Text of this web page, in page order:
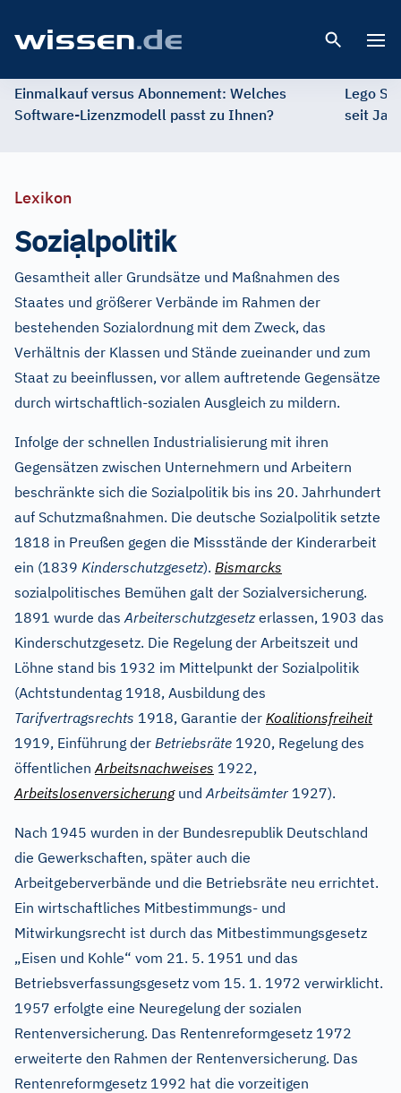
Einmalkauf versus Abonnement: Welches
Software-Lizenzmodell passt zu Ihnen?
Lego
seit
Lexikon
Soziạlpolitik
Gesamtheit aller Grundsätze und Maßnahmen des
Staates und größerer Verbände im Rahmen der
bestehenden Sozialordnung mit dem Zweck, das
Verhältnis der Klassen und Stände zueinander und zum
Staat zu beeinflussen, vor allem auftretende Gegensätze
durch wirtschaftlich-sozialen Ausgleich zu mildern.
Infolge der schnellen Industrialisierung mit ihren
Gegensätzen zwischen Unternehmern und Arbeitern
beschränkte sich die Sozialpolitik bis ins 20. Jahrhundert
auf Schutzmaßnahmen. Die deutsche Sozialpolitik setzte
1818 in Preußen gegen die Missstände der Kinderarbeit
ein (1839 Kinderschutzgesetz). Bismarcks
sozialpolitisches Bemühen galt der Sozialversicherung.
1891 wurde dasArbeiterschutzgesetzerlassen, 1903 das
Kinderschutzgesetz. Die Regelung der Arbeitszeit und
Löhne stand bis 1932 im Mittelpunkt der Sozialpolitik
(Achtstundentag 1918, Ausbildung des
Tarifvertragsrechts 1918, Garantie der Koalitionsfreiheit
1919, Einführung der Betriebsräte 1920, Regelung des
öffentlichenArbeitsnachweises 1922,
ArbeitslosenversicherungundArbeitsämter 1927).
Nach 1945 wurden in der Bundesrepublik Deutschland
die Gewerkschaften, später auch die
Arbeitgeberverbände und die Betriebsräte neu errichtet.
Ein wirtschaftliches Mitbestimmungs- und
Mitwirkungsrecht ist durch das Mitbestimmungsgesetz
„Eisen und Kohle“ vom 21. 5. 1951 und das
Betriebsverfassungsgesetz vom 15. 1. 1972 verwirklicht.
1957 erfolgte eine Neuregelung der sozialen
Rentenversicherung. Das Rentenreformgesetz 1972
erweiterte den Rahmen der Rentenversicherung. Das
Rentenreformgesetz 1992 hat die vorzeitigen